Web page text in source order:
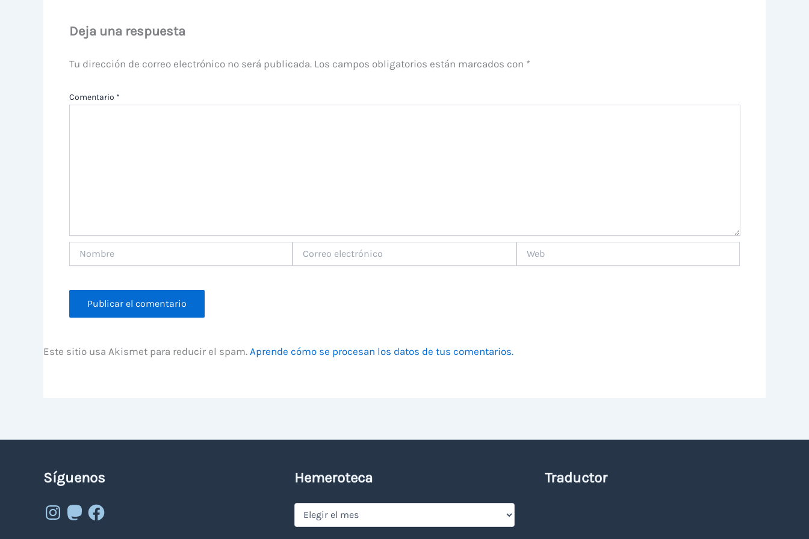
Deja una respuesta
Tu dirección de correo electrónico no será publicada. Los campos obligatorios están marcados con *
Comentario *
electrónico
Este sitio usa Akismet para reducir el spam. Aprende cómo se procesan los datos de tus comentarios.
Síguenos
Instagram
MastodonFacebook
Hemeroteca
Hemeroteca
Traductor